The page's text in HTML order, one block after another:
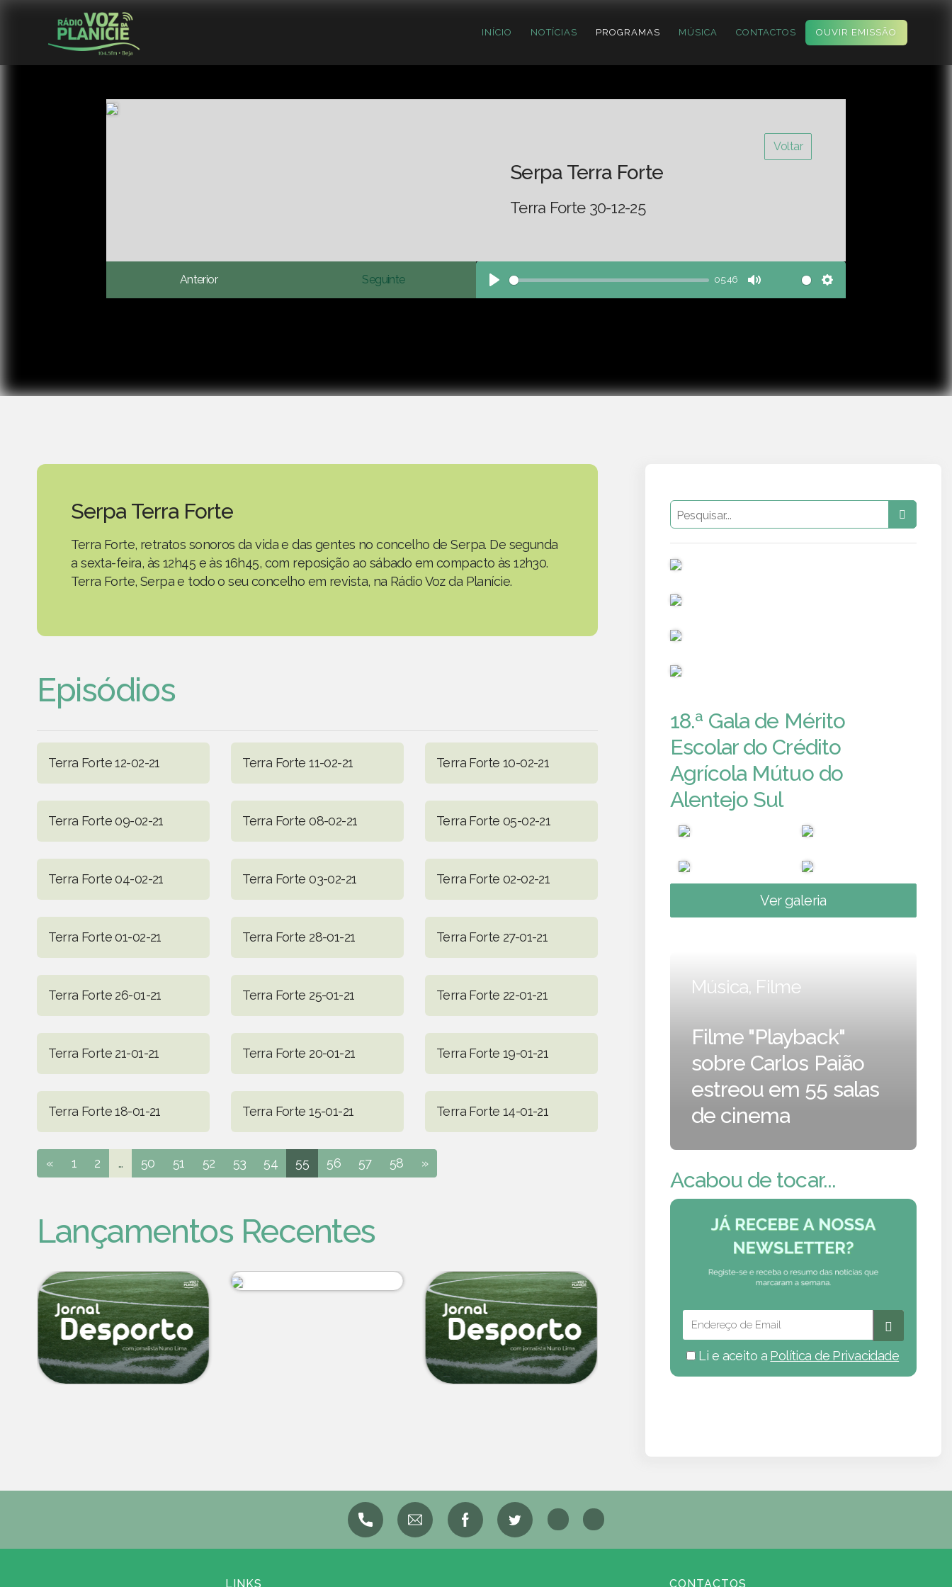
INÍCIO NOTÍCIAS PROGRAMAS MÚSICA CONTACTOS OUVIR EMISSÃO
Voltar
Serpa Terra Forte
Terra Forte 30-12-25
Anterior Seguinte
Play
05:46
Mute Settings
Serpa Terra Forte
Terra Forte, retratos sonoros da vida e das gentes no concelho de Serpa. De segunda
a sexta-feira, às 12h45 e às 16h45, com reposição ao sábado em compacto às 12h30.
Terra Forte, Serpa e todo o seu concelho em revista, na Rádio Voz da Planície.
Episódios
Terra Forte 12-02-21 Terra Forte 11-02-21 Terra Forte 10-02-21
Terra Forte 09-02-21 Terra Forte 08-02-21 Terra Forte 05-02-21
Terra Forte 04-02-21 Terra Forte 03-02-21 Terra Forte 02-02-21
Terra Forte 01-02-21 Terra Forte 28-01-21 Terra Forte 27-01-21
Terra Forte 26-01-21 Terra Forte 25-01-21 Terra Forte 22-01-21
Terra Forte 21-01-21 Terra Forte 20-01-21 Terra Forte 19-01-21
Terra Forte 18-01-21 Terra Forte 15-01-21 Terra Forte 14-01-21
« 1 2 ... 50 51 52 53 54 55 56 57 58 »
Lançamentos Recentes
18.ª Gala de Mérito
Escolar do Crédito
Agrícola Mútuo do
Alentejo Sul
Ver galeria
Música, Filme
Filme "Playback"
sobre Carlos Paião
estreou em 55 salas
de cinema
Acabou de tocar...
Li e aceito a Política de Privacidade
LINKS CONTACTOS